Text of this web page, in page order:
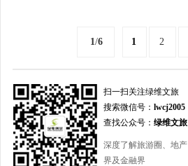
1/6 1 2
扫一扫关注绿维文旅
搜索微信号： lwcj2005
查找公众号： 绿维文旅
深度了解旅游圈、地产
界及金融界